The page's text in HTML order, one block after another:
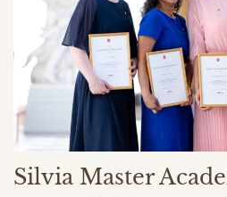
Silvia Master